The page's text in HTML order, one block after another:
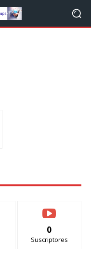
0
Suscriptores